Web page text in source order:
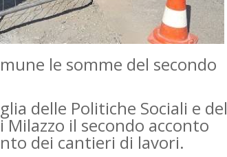
le somme del secondo
delle Politiche Sociali e del
il secondo acconto
dei cantieri di lavori.